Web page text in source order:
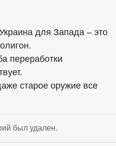
для Запада – это
переработки
старое оружие все
был удален.